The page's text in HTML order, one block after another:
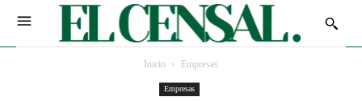
Inicio Empresas
Empresas